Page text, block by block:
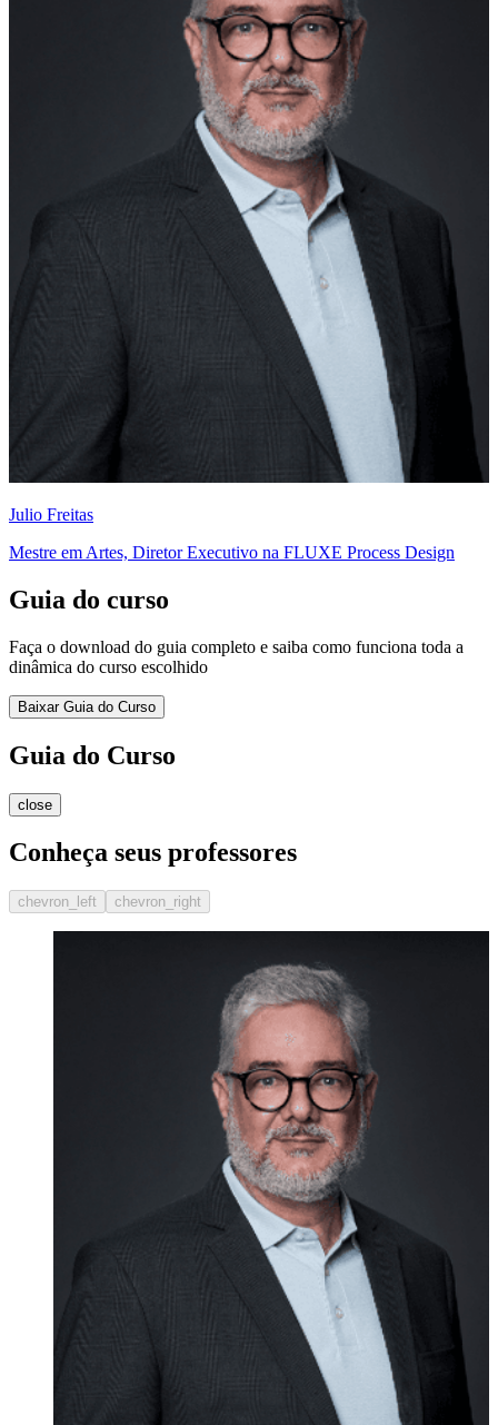
Julio Freitas
Mestre em Artes, Diretor Executivo na FLUXE Process Design
Guia do curso
Faça o download do guia completo e saiba como funciona toda a
dinâmica do curso escolhido
Baixar Guia do Curso
Guia do Curso
close
Conheça seus professores
chevron_left chevron_right